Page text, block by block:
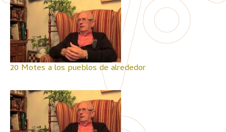
20 Motes a los pueblos de alrededor